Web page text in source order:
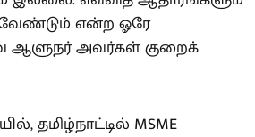
என்ற ஓரே
ஆளுநர் அவர்கள் குறைக்
தமிழ்நாட்டில் MSME